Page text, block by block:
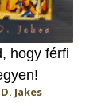
hogy férfi
Jakes